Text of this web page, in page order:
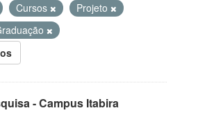
Cursos
Projeto
- Campus Itabira